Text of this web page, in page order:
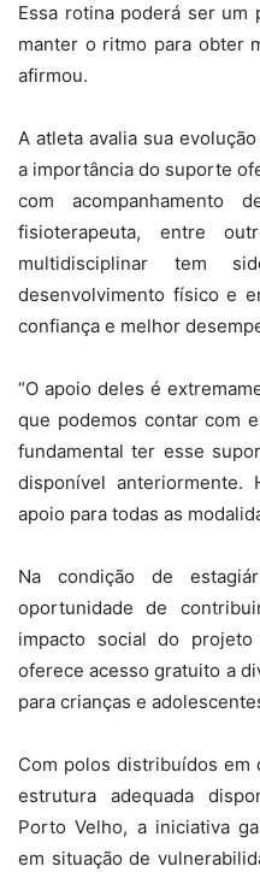
Essa rotina poderá ser um
manter o ritmo para obter
afirmou.
A atleta avalia sua
a importância do suporte
com acompanhamento
fisioterapeuta, entre
multidisciplinar tem
desenvolvimento físico e
confiança e melhor
“O apoio deles é
que podemos contar com
fundamental ter esse
disponível anteriormente.
apoio para todas as
Na condição de
oportunidade de
impacto social do projeto
oferece acesso gratuito a
para crianças e
Com polos distribuídos
estrutura adequada
Porto Velho, a iniciativa
em situação de